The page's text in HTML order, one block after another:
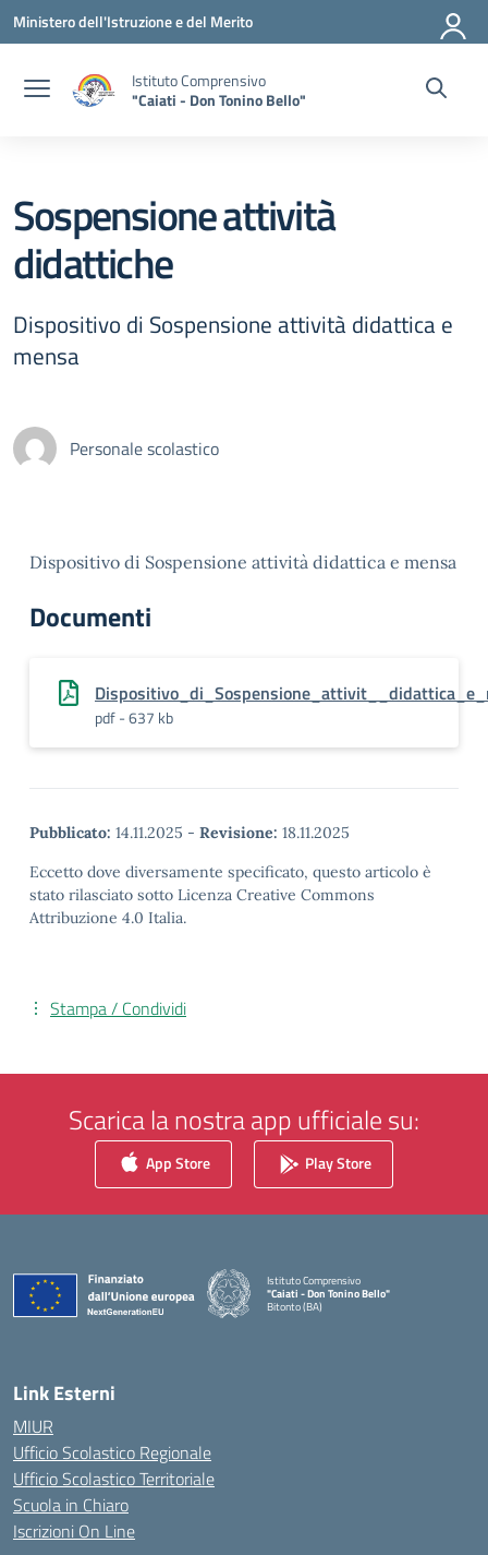
Vai ai contenuti
Vai al menu di navigazione
Vai al footer
Ministero dell'Istruzione e del Merito
Istituto Comprensivo
"Caiati - Don Tonino Bello"
Sospensione attività
didattiche
Dispositivo di Sospensione attività didattica e
mensa
Personale scolastico
Dispositivo di Sospensione attività didattica e mensa
Documenti
pdf - 637 kb
Pubblicato: 14.11.2025 - Revisione: 18.11.2025
Eccetto dove diversamente specificato, questo articolo è
stato rilasciato sotto Licenza Creative Commons
Attribuzione 4.0 Italia.
Stampa / Condividi
Scarica la nostra app ufficiale su:
App Store Play Store
Istituto Comprensivo
"Caiati - Don Tonino Bello"
Bitonto (BA)
Link Esterni
MIUR
Ufficio Scolastico Regionale
Ufficio Scolastico Territoriale
Scuola in Chiaro
Iscrizioni On Line